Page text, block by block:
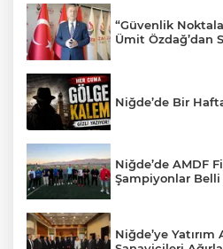
“Güvenlik
Ümit Özdağ’dan
Niğde’de Bir
Niğde’de AMDF
Şampiyonlar Belli
Niğde’ye